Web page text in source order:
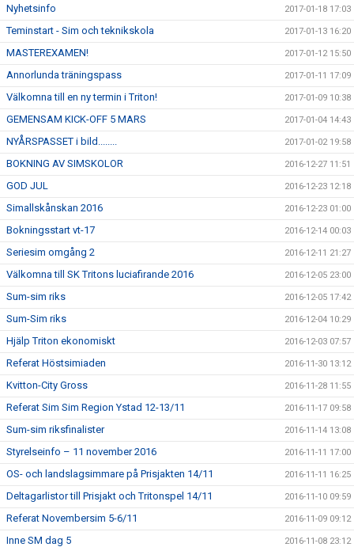
Nyhetsinfo 2017-01-18 17:03
Teminstart - Sim och teknikskola 2017-01-13 16:20
MASTEREXAMEN! 2017-01-12 15:50
Annorlunda träningspass 2017-01-11 17:09
Välkomna till en ny termin i Triton! 2017-01-09 10:38
GEMENSAM KICK-OFF 5 MARS 2017-01-04 14:43
NYÅRSPASSET i bild........ 2017-01-02 19:58
BOKNING AV SIMSKOLOR 2016-12-27 11:51
GOD JUL 2016-12-23 12:18
Simallskånskan 2016 2016-12-23 01:00
Bokningsstart vt-17 2016-12-14 00:03
Seriesim omgång 2 2016-12-11 21:27
Välkomna till SK Tritons luciafirande 2016 2016-12-05 23:00
Sum-sim riks 2016-12-05 17:42
Sum-Sim riks 2016-12-04 10:29
Hjälp Triton ekonomiskt 2016-12-03 07:57
Referat Höstsimiaden 2016-11-30 13:12
Kvitton-City Gross 2016-11-28 11:55
Referat Sim Sim Region Ystad 12-13/11 2016-11-17 09:58
Sum-sim riksfinalister 2016-11-14 13:08
Styrelseinfo – 11 november 2016 2016-11-11 17:00
OS- och landslagsimmare på Prisjakten 14/11 2016-11-11 16:25
Deltagarlistor till Prisjakt och Tritonspel 14/11 2016-11-10 09:59
Referat Novembersim 5-6/11 2016-11-09 09:12
Inne SM dag 5 2016-11-08 23:12